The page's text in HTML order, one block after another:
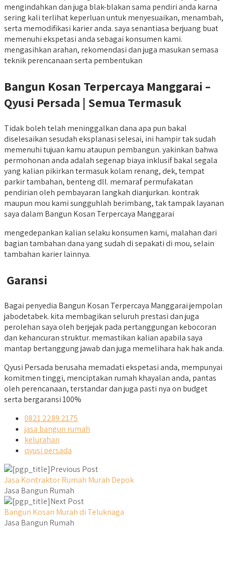
mengindahkan dan juga blak-blakan sama pendiri anda karna
sering kali terlihat keperluan untuk menyesuaikan, menambah,
serta memodifikasi karier anda. saya senantiasa berjuang buat
memenuhi ekspetasi anda sebagai konsumen kami.
mengasihkan arahan, rekomendasi dan juga masukan semasa
teknik perencanaan serta pembentukan
Bangun Kosan Terpercaya Manggarai –
Qyusi Persada | Semua Termasuk
Tidak boleh telah meninggalkan dana apa pun bakal
diselesaikan sesudah eksplanasi selesai, ini hampir tak sudah
memenuhi tujuan kamu ataupun pembangun. yakinkan bahwa
permohonan anda adalah segenap biaya inklusif bakal segala
yang kalian pikirkan termasuk kolam renang, dek, tempat
parkir tambahan, benteng dll. memaraf permufakatan
pendirian oleh pembayaran langkah dianjurkan. kontrak
maupun mou kami sungguhlah berimbang, tak tampak layanan
saya dalam Bangun Kosan Terpercaya Manggarai
mengedepankan kalian selaku konsumen kami, malahan dari
bagian tambahan dana yang sudah di sepakati di mou, selain
tambahan karier lainnya.
Garansi
Bagai penyedia Bangun Kosan Terpercaya Manggarai jempolan
jabodetabek. kita membagikan seluruh prestasi dan juga
perolehan saya oleh berjejak pada pertanggungan kebocoran
dan kehancuran struktur. memastikan kalian apabila saya
mantap bertanggung jawab dan juga memelihara hak hak anda.
Qyusi Persada berusaha memadati ekspetasi anda, mempunyai
komitmen tinggi, menciptakan rumah khayalan anda, pantas
oleh perencanaan, terstandar dan juga pasti nya on budget
serta bergaransi 100%
0821 2289 2175
jasa bangun rumah
kelurahan
qyusi persada
Previous Post
Jasa Kontraktor Rumah Murah Depok
Jasa Bangun Rumah
Next Post
Bangun Kosan Murah di Teluknaga
Jasa Bangun Rumah